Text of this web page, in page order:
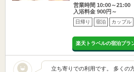
営業時間 10:00～21:00
入浴料金 900円～
日帰り 宿泊 カップル
楽天トラベルの宿泊プラ
立ち寄りでの利用です。 多くの